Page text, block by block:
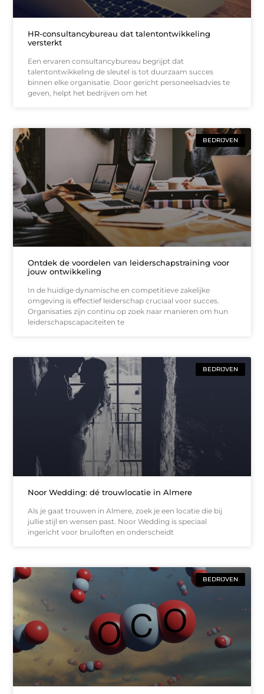
HR-consultancybureau dat talentontwikkeling
versterkt
Een ervaren consultancybureau begrijpt dat
talentontwikkeling de sleutel is tot duurzaam succes
binnen elke organisatie. Door gericht personeelsadvies te
geven, helpt het bedrijven om het
BEDRIJVEN
Ontdek de voordelen van leiderschapstraining voor
jouw ontwikkeling
In de huidige dynamische en competitieve zakelijke
omgeving is effectief leiderschap cruciaal voor succes.
Organisaties zijn continu op zoek naar manieren om hun
leiderschapscapaciteiten te
BEDRIJVEN
Noor Wedding: dé trouwlocatie in Almere
Als je gaat trouwen in Almere, zoek je een locatie die bij
jullie stijl en wensen past. Noor Wedding is speciaal
ingericht voor bruiloften en onderscheidt
BEDRIJVEN